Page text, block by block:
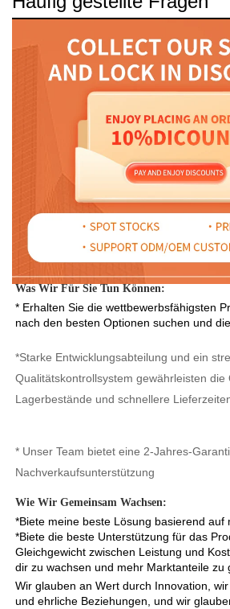
Was Wir Für Sie Tun Können:
* Erhalten Sie die wettbewerbsfähigsten
nach den besten Optionen suchen und
*Starke Entwicklungsabteilung und ein
Qualitätskontrollsystem gewährleisten die
* Unser Team bietet eine 2-Jahres-
Nachverkaufsunterstützung
Wie Wir Gemeinsam Wachsen:
*Biete meine beste Lösung basierend auf
*Biete die beste Unterstützung für das
Gleichgewicht zwischen Leistung und
dir zu wachsen und mehr Marktanteile zu
Wir glauben an Wert durch Innovation,
und ehrliche Beziehungen, und wir